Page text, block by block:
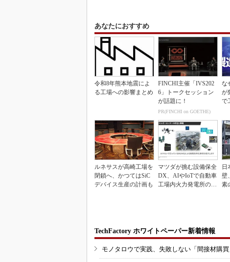
あなたにおすすめ
令和8年熊本地震によ
る工場への影響まとめ
FINCHI主催「IVS202
6」トークセッション
が話題に！
PR(FINCHI on GOETHE)
な
が
で
ルネサスが高崎工場を
閉鎖へ、かつてはSiC
デバイス生産の計画も
マツダが挑む設備保全
DX、AIやIoTで自動車
工場内火力発電所の現
日
壁
素
TechFactory ホワイトペーパー新着情報
モノタロウで実践、失敗しない「間接材購